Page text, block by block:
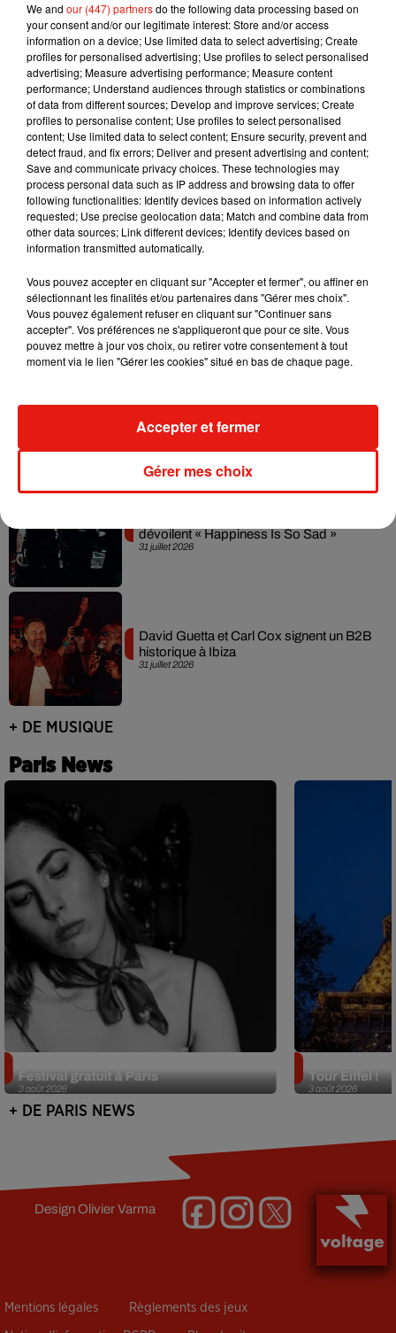
7 août 2026
RÜFÜS DU SOL annonce un nouvel
album après sa tournée mondiale
7 août 2026
Angèle et Amélie Lens dévoilent leur
collaboration tant attendue
6 août 2026
Il y a 10 ans, DJ Snake changeait de
dimension avec son premier...
3 août 2026
31 juillet 2026
dévoilent « Happiness Is So Sad »
31 juillet 2026
David Guetta et Carl Cox signent un B2B
historique à Ibiza
+ DE MUSIQUE
Paris News
3 août 2026
Festival gratuit à Paris
3 août 2026
Tour Eiffel !
+ DE PARIS NEWS
DesignOlivier Varma
Mentions légales Règlements des jeux
We and our (447) partnersdo the following data processing based on
your consent and/or our legitimate interest: Store and/or access
information on a device; Use limited data to select advertising; Create
profiles for personalised advertising; Use profiles to select personalised
advertising; Measure advertising performance; Measure content
performance; Understand audiences through statistics or combinations
of data from different sources; Develop and improve services; Create
profiles to personalise content; Use profiles to select personalised
content; Use limited data to select content; Ensure security, prevent and
detect fraud, and fix errors; Deliver and present advertising and content;
Save and communicate privacy choices. These technologies may
process personal data such as IP address and browsing data to offer
following functionalities: Identify devices based on information actively
requested; Use precise geolocation data; Match and combine data from
other data sources; Link different devices; Identify devices based on
information transmitted automatically.
Vous pouvez accepter en cliquant sur "Accepter et fermer", ou affiner en
sélectionnant les finalités et/ou partenaires dans "Gérer mes choix".
Vous pouvez également refuser en cliquant sur "Continuer sans
accepter". Vos préférences ne s'appliqueront que pour ce site. Vous
pouvez mettre à jour vos choix, ou retirer votre consentement à tout
moment via le lien "Gérer les cookies" situé en bas de chaque page.
Gérer mes choix
Accepter et fermer